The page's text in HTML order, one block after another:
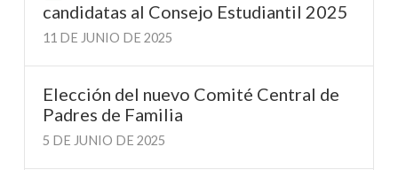
candidatas al Consejo Estudiantil 2025
11 DE JUNIO DE 2025
Elección del nuevo Comité Central de
Padres de Familia
5 DE JUNIO DE 2025